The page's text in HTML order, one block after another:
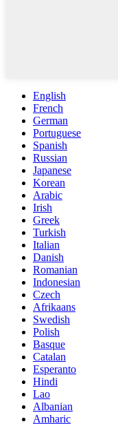
English
French
German
Portuguese
Spanish
Russian
Japanese
Korean
Arabic
Irish
Greek
Turkish
Italian
Danish
Romanian
Indonesian
Czech
Afrikaans
Swedish
Polish
Basque
Catalan
Esperanto
Hindi
Lao
Albanian
Amharic